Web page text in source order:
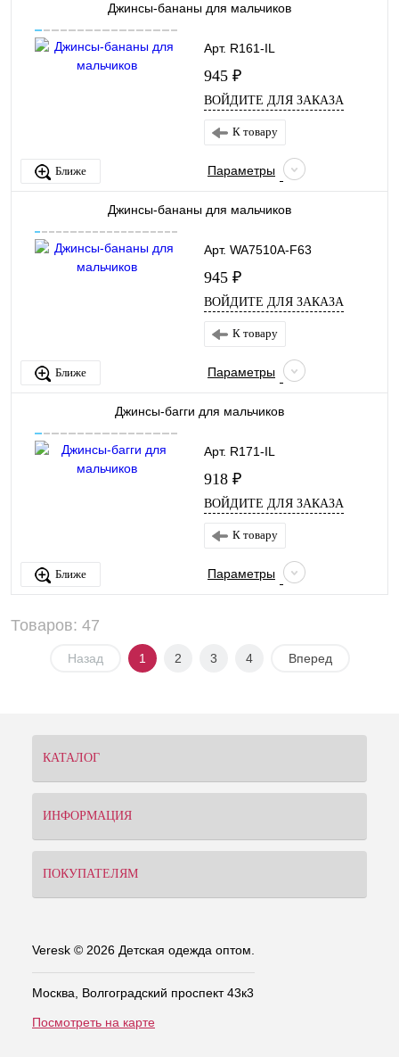
Джинсы-бананы для мальчиков
Арт. R161-IL
945 ₽
ВОЙДИТЕ ДЛЯ ЗАКАЗА
Ближе
К товару
Параметры
Джинсы-бананы для мальчиков
Арт. WA7510A-F63
945 ₽
ВОЙДИТЕ ДЛЯ ЗАКАЗА
Ближе
К товару
Параметры
Джинсы-багги для мальчиков
Арт. R171-IL
918 ₽
ВОЙДИТЕ ДЛЯ ЗАКАЗА
Ближе
К товару
Параметры
Товаров: 47
Назад 1 2 3 4 Вперед
КАТАЛОГ
ИНФОРМАЦИЯ
ПОКУПАТЕЛЯМ
Veresk © 2026 Детская одежда оптом.
Москва, Волгоградский проспект 43к3
Посмотреть на карте